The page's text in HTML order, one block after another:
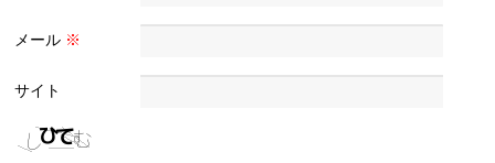
メール ※
サイト